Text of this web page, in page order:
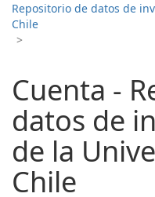
Repositorio de datos de
Chile
>
Cuenta -
datos de
de la
Chile